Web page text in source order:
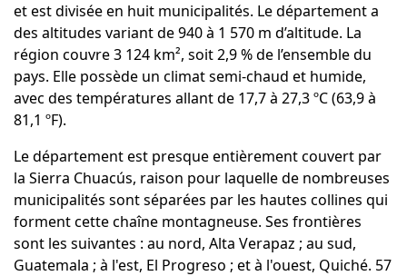
et est divisée en huit municipalités. Le département a
des altitudes variant de 940 à 1 570 m d’altitude. La
région couvre 3 124 km², soit 2,9 % de l’ensemble du
pays. Elle possède un climat semi-chaud et humide,
avec des températures allant de 17,7 à 27,3 ºC (63,9 à
81,1 ºF).
Le département est presque entièrement couvert par
la Sierra Chuacús, raison pour laquelle de nombreuses
municipalités sont séparées par les hautes collines qui
forment cette chaîne montagneuse. Ses frontières
sont les suivantes : au nord, Alta Verapaz ; au sud,
Guatemala ; à l'est, El Progreso ; et à l'ouest, Quiché. 57